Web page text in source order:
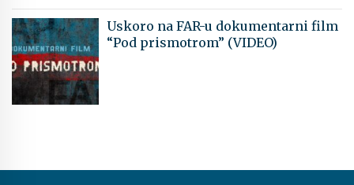
Uskoro na FAR-u dokumentarni film
“Pod prismotrom” (VIDEO)